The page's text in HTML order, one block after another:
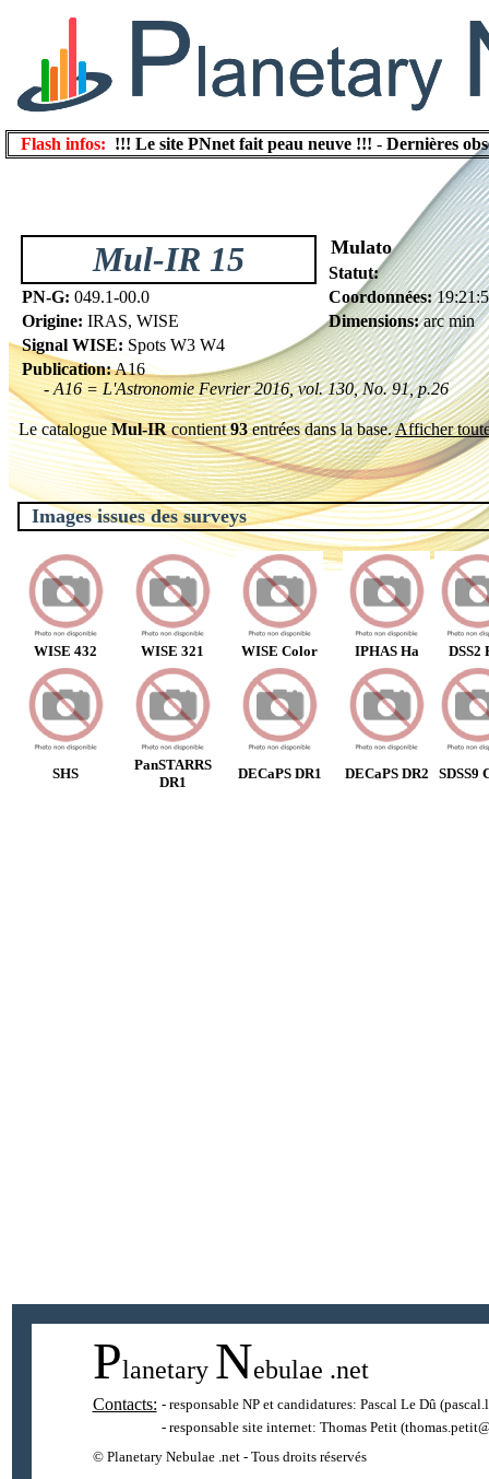
Flash infos: !!! Le site PNnet fait peau neuve !!! - Dernières
Mul-IR 15 Mulato
Statut:
PN-G: 049.1-00.0 Coordonnées:
Origine: IRAS, WISE Dimensions:arc min
Signal WISE: Spots W3 W4
Publication:A16
- A16 = L'Astronomie Fevrier 2016, vol. 130, No. 91, p.26
Le catalogueMul-IRcontient93entrées dans la base.Afficher
Images issues des surveys
WISE 432 WISE 321 WISE Color IPHAS Ha DSS2
SHS
PanSTARRS
DR1
DECaPS DR1 DECaPS DR2 SDSS9
Planetary Nebulae .net
Contacts: - responsable NP et candidatures: Pascal Le Dû
- responsable site internet: Thomas Petit
© Planetary Nebulae .net - Tous droits réservés